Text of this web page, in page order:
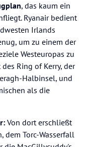
, das kaum ein
Ryanair bedient
Irlands
um zu einem der
Westeuropas zu
Ring of Kerry, der
Halbinsel, und
als die
Von dort erschließt
dem Torc-Wasserfall